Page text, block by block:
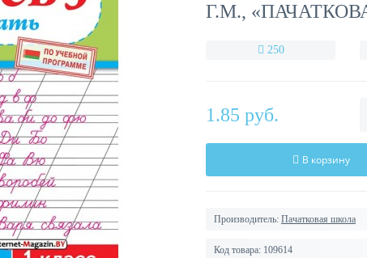
Г.М.,
250
1.85 руб.
В корзину
Производитель: Пачатковая школа
Код товара: 109614